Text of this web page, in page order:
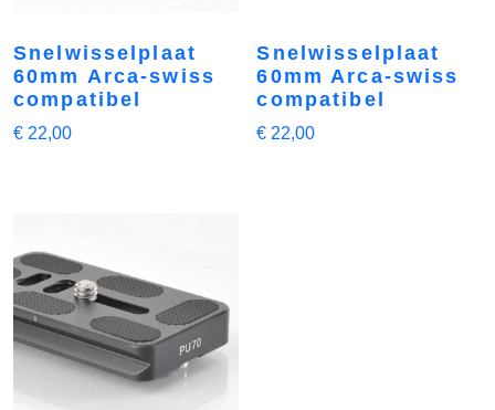
Snelwisselplaat
60mm Arca-swiss
compatibel
€ 22,00
Snelwisselplaat
60mm Arca-swiss
compatibel
€ 22,00